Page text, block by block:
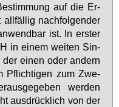
auf die Er­
all­fäl­lig nach­fol­gen­der
ist. In ers­ter
in ei­nem wei­ten Sin­
ei­nen oder an­dern
Pflich­ti­gen zum Zwe­
wer­den
aus­drück­lich von der